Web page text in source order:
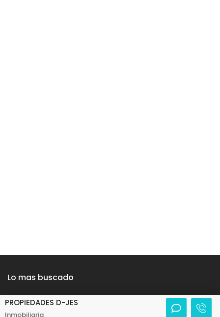
PROPIEDADES D-JES
Inmobiliaria
Lo mas buscado
chia-arriendos en chia
apartamento en